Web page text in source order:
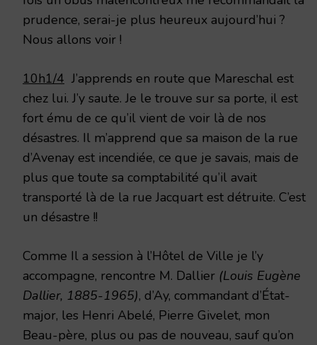
prudence, serai-je plus heureux aujourd’hui ?
Nous allons voir !
10h1/4 J’apprends en route que Mareschal est
chez lui. J’y saute. Je le trouve sur sa porte, il est
fort ému de ce qu’il vient de voir là de nos
désastres. Il m’apprend que sa maison de la rue
d’Avenay est incendiée, ce que je savais, mais de
plus que toute sa comptabilité qu’il avait
transporté là de la rue Jacquart est détruite. C’est
un désastre !!
Comme Il a session à l’Hôtel de Ville je l’y
accompagne, rencontre M. Dallier (Louis Eugène
Dallier, 1885-1965), d’Ay, commandant d’État-
major, les Henri Abelé, Pierre Givelet, mon
Beau-père, plus ou pas de nouveau, sauf qu’on